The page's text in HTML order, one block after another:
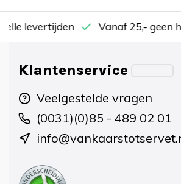
levertijden Vanaf 25,- geen
Klantenservice
Veelgestelde vragen
(0031)(0)85 - 489 02 01